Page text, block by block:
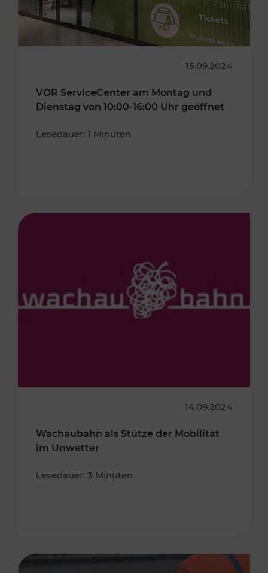
15.09.2024
VOR ServiceCenter am Montag und
Dienstag von 10:00-16:00 Uhr geöffnet
Lesedauer: 1 Minuten
14.09.2024
Wachaubahn als Stütze der Mobilität
im Unwetter
Lesedauer: 3 Minuten